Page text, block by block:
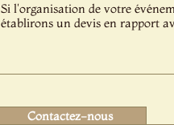
Si l'organisation de votre
établirons un devis en rapport
Contactez-nous